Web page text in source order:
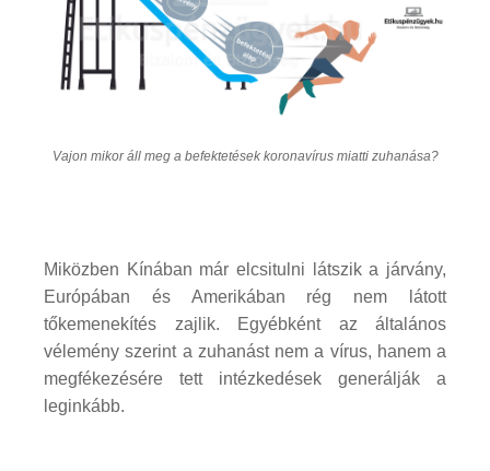
Vajon mikor áll meg a befektetések koronavírus miatti zuhanása?
Miközben Kínában már elcsitulni látszik a járvány,
Európában és Amerikában rég nem látott
tőkemenekítés zajlik. Egyébként az általános
vélemény szerint a zuhanást nem a vírus, hanem a
megfékezésére tett intézkedések generálják a
leginkább.